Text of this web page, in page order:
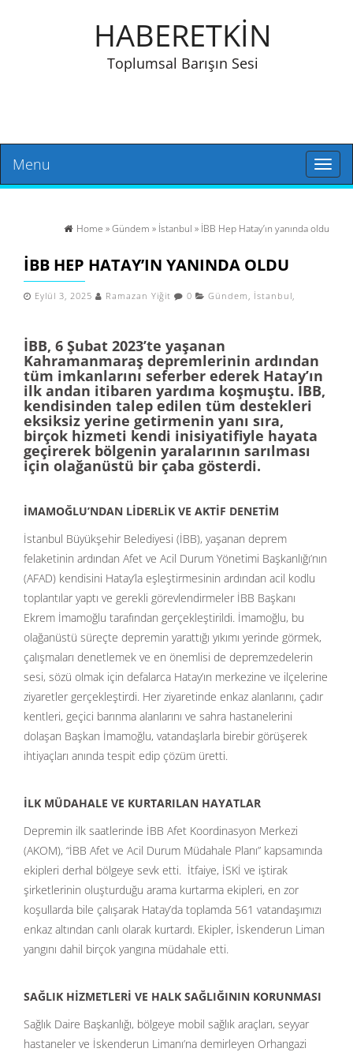
HABERETKİN
Toplumsal Barışın Sesi
Toggle
Menu
Home »Gündem » İstanbul » İBB Hep Hatay’ın yanında oldu
İBB HEP HATAY’IN YANINDA OLDU
Eylül 3, 2025 Ramazan Yiğit 0 Gündem , İstanbul,
İBB, 6 Şubat 2023’te yaşanan
Kahramanmaraş depremlerinin ardından
tüm imkanlarını seferber ederek Hatay’ın
ilk andan itibaren yardıma koşmuştu. İBB,
kendisinden talep edilen tüm destekleri
eksiksiz yerine getirmenin yanı sıra,
birçok hizmeti kendi inisiyatifiyle hayata
geçirerek bölgenin yaralarının sarılması
için olağanüstü bir çaba gösterdi.
İMAMOĞLU’NDAN LİDERLİK VE AKTİF DENETİM
İstanbul Büyükşehir Belediyesi (İBB), yaşanan deprem
felaketinin ardından Afet ve Acil Durum Yönetimi Başkanlığı’nın
(AFAD) kendisini Hatay’la eşleştirmesinin ardından acil kodlu
toplantılar yaptı ve gerekli görevlendirmeler İBB Başkanı
Ekrem İmamoğlu tarafından gerçekleştirildi. İmamoğlu, bu
olağanüstü süreçte depremin yarattığı yıkımı yerinde görmek,
çalışmaları denetlemek ve en önemlisi de depremzedelerin
sesi, sözü olmak için defalarca Hatay’ın merkezine ve ilçelerine
ziyaretler gerçekleştirdi. Her ziyaretinde enkaz alanlarını, çadır
kentleri, geçici barınma alanlarını ve sahra hastanelerini
dolaşan Başkan İmamoğlu, vatandaşlarla birebir görüşerek
ihtiyaçları anında tespit edip çözüm üretti.
İLK MÜDAHALE VE KURTARILAN HAYATLAR
Depremin ilk saatlerinde İBB Afet Koordinasyon Merkezi
(AKOM), “İBB Afet ve Acil Durum Müdahale Planı” kapsamında
ekipleri derhal bölgeye sevk etti. İtfaiye, İSKİ ve iştirak
şirketlerinin oluşturduğu arama kurtarma ekipleri, en zor
koşullarda bile çalışarak Hatay’da toplamda 561 vatandaşımızı
enkaz altından canlı olarak kurtardı. Ekipler, İskenderun Liman
yangını dahil birçok yangına müdahale etti.
SAĞLIK HİZMETLERİ VE HALK SAĞLIĞININ KORUNMASI
Sağlık Daire Başkanlığı, bölgeye mobil sağlık araçları, seyyar
hastaneler ve İskenderun Limanı’na demirleyen Orhangazi